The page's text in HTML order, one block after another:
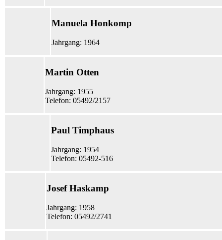
Manuela Honkomp
Jahrgang: 1964
Martin Otten
Jahrgang: 1955
Telefon: 05492/2157
Paul Timphaus
Jahrgang: 1954
Telefon: 05492-516
Josef Haskamp
Jahrgang: 1958
Telefon: 05492/2741